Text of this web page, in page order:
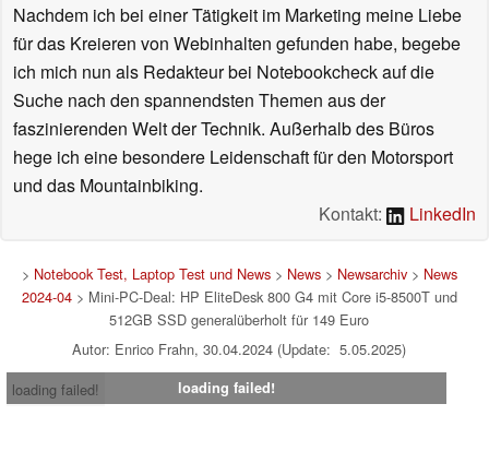
Nachdem ich bei einer Tätigkeit im Marketing meine Liebe
für das Kreieren von Webinhalten gefunden habe, begebe
ich mich nun als Redakteur bei Notebookcheck auf die
Suche nach den spannendsten Themen aus der
faszinierenden Welt der Technik. Außerhalb des Büros
hege ich eine besondere Leidenschaft für den Motorsport
und das Mountainbiking.
Kontakt:
LinkedIn
> Notebook Test, Laptop Test und News> News> Newsarchiv> News
2024-04> Mini-PC-Deal: HP EliteDesk 800 G4 mit Core i5-8500T und
512GB SSD generalüberholt für 149 Euro
Autor: Enrico Frahn, 30.04.2024 (Update: 5.05.2025)
loading failed!
loading failed!